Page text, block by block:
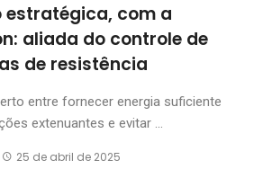
estratégica, com a
aliada do controle de
de resistência
entre fornecer energia suficiente
extenuantes e evitar ...
25 de abril de 2025